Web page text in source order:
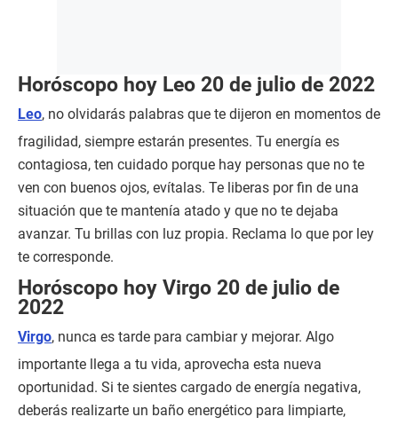
Horóscopo hoy Leo 20 de julio de 2022
Leo, no olvidarás palabras que te dijeron en momentos de
fragilidad, siempre estarán presentes. Tu energía es
contagiosa, ten cuidado porque hay personas que no te
ven con buenos ojos, evítalas. Te liberas por fin de una
situación que te mantenía atado y que no te dejaba
avanzar. Tu brillas con luz propia. Reclama lo que por ley
te corresponde.
Horóscopo hoy Virgo 20 de julio de
2022
Virgo, nunca es tarde para cambiar y mejorar. Algo
importante llega a tu vida, aprovecha esta nueva
oportunidad. Si te sientes cargado de energía negativa,
deberás realizarte un baño energético para limpiarte,